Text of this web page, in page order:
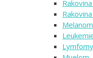
Lymfomy